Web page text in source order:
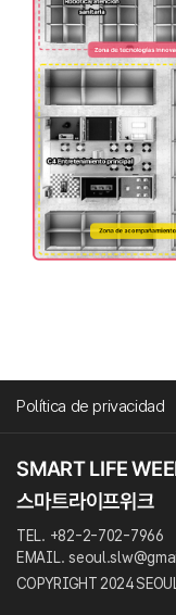
Política de privacidad
TEL. +82-2-702-7966
EMAIL.
COPYRIGHT 2024